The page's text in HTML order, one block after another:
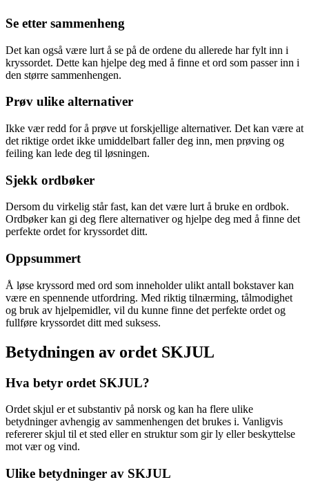
Se etter sammenheng
Det kan også være lurt å se på de ordene du allerede har fylt inn i
kryssordet. Dette kan hjelpe deg med å finne et ord som passer inn i
den større sammenhengen.
Prøv ulike alternativer
Ikke vær redd for å prøve ut forskjellige alternativer. Det kan være at
det riktige ordet ikke umiddelbart faller deg inn, men prøving og
feiling kan lede deg til løsningen.
Sjekk ordbøker
Dersom du virkelig står fast, kan det være lurt å bruke en ordbok.
Ordbøker kan gi deg flere alternativer og hjelpe deg med å finne det
perfekte ordet for kryssordet ditt.
Oppsummert
Å løse kryssord med ord som inneholder ulikt antall bokstaver kan
være en spennende utfordring. Med riktig tilnærming, tålmodighet
og bruk av hjelpemidler, vil du kunne finne det perfekte ordet og
fullføre kryssordet ditt med suksess.
Betydningen av ordet SKJUL
Hva betyr ordet SKJUL?
Ordet skjul er et substantiv på norsk og kan ha flere ulike
betydninger avhengig av sammenhengen det brukes i. Vanligvis
refererer skjul til et sted eller en struktur som gir ly eller beskyttelse
mot vær og vind.
Ulike betydninger av SKJUL